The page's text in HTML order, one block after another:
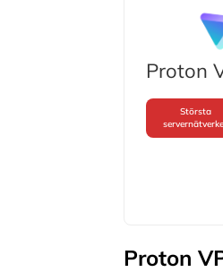
Proton
Största
Proton